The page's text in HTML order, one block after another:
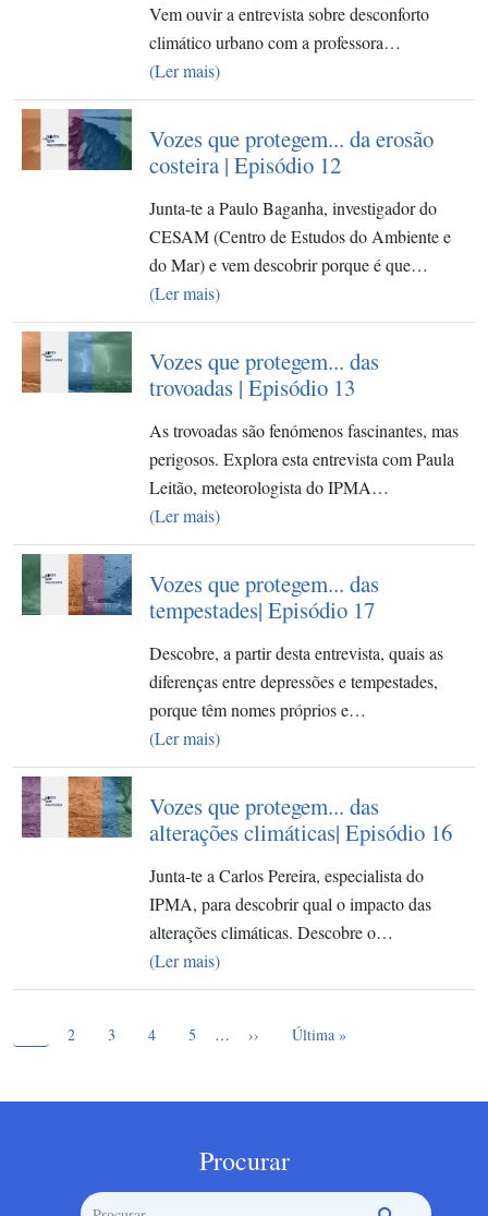
Vem ouvir a entrevista sobre desconforto
climático urbano com a professora…
(Ler mais)
Vozes que protegem... da erosão
costeira | Episódio 12
Junta-te a Paulo Baganha, investigador do
CESAM (Centro de Estudos do Ambiente e
do Mar) e vem descobrir porque é que…
(Ler mais)
Vozes que protegem... das
trovoadas | Episódio 13
As trovoadas são fenómenos fascinantes, mas
perigosos. Explora esta entrevista com Paula
Leitão, meteorologista do IPMA…
(Ler mais)
Vozes que protegem... das
tempestades| Episódio 17
Descobre, a partir desta entrevista, quais as
diferenças entre depressões e tempestades,
porque têm nomes próprios e…
(Ler mais)
Vozes que protegem... das
alterações climáticas| Episódio 16
Junta-te a Carlos Pereira, especialista do
IPMA, para descobrir qual o impacto das
alterações climáticas. Descobre o…
(Ler mais)
Page
2 Page
3 Page
4 Page
5 … Próxima página
›› Última página
Última »
Procurar